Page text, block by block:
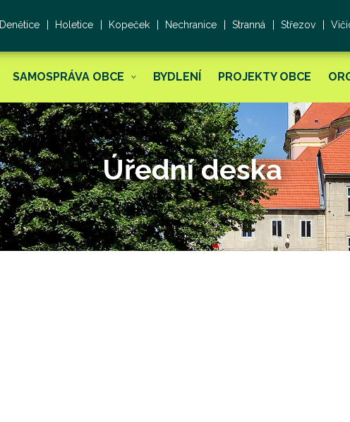
Denětice Holetice Kopeček Nechranice Stranná Střezov
SAMOSPRÁVA OBCE BYDLENÍ PROJEKTY OBCE
Úřední deska